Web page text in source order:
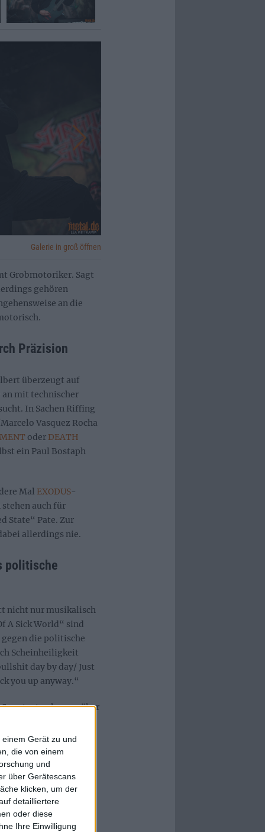
Gerät zu und
die von einem
und
über Gerätescans
klicken, um der
detailliertere
oder diese
Ihre Einwilligung
Galerie in groß öffnen
Grobmotoriker. Sagt
gehören
an die
Präzision
überzeugt auf
an mit technischer
In Sachen Riffing
Vasquez Rocha
oder DEATH
ein Paul Bostaph
Mal EXODUS-
auch für
State“ Pate. Zur
allerdings nie.
politische
nicht nur musikalisch
A Sick World“ sind
die politische
Scheinheiligkeit
day by day/ Just
you up anyway.“
kaum näher
in Richtung des
auch der stetige
seinen Platz. Im
through empy
never pleased, oh
verstehen ihre Musik
und das